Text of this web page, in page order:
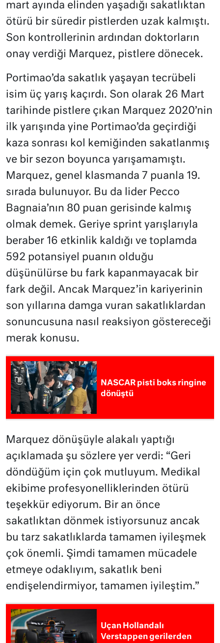
mart ayında elinden yaşadığı sakatlıktan
ötürü bir süredir pistlerden uzak kalmıştı.
Son kontrollerinin ardından doktorların
onay verdiği Marquez, pistlere dönecek.
Portimao’da sakatlık yaşayan tecrübeli
isim üç yarış kaçırdı. Son olarak 26 Mart
tarihinde pistlere çıkan Marquez 2020’nin
ilk yarışında yine Portimao’da geçirdiği
kaza sonrası kol kemiğinden sakatlanmış
ve bir sezon boyunca yarışamamıştı.
Marquez, genel klasmanda 7 puanla 19.
sırada bulunuyor. Bu da lider Pecco
Bagnaia’nın 80 puan gerisinde kalmış
olmak demek. Geriye sprint yarışlarıyla
beraber 16 etkinlik kaldığı ve toplamda
592 potansiyel puanın olduğu
düşünülürse bu fark kapanmayacak bir
fark değil. Ancak Marquez’in kariyerinin
son yıllarına damga vuran sakatlıklardan
sonuncusuna nasıl reaksiyon göstereceği
merak konusu.
NASCAR pisti boks ringine
dönüştü
Marquez dönüşüyle alakalı yaptığı
açıklamada şu sözlere yer verdi: “Geri
döndüğüm için çok mutluyum. Medikal
ekibime profesyonelliklerinden ötürü
teşekkür ediyorum. Bir an önce
sakatlıktan dönmek istiyorsunuz ancak
bu tarz sakatlıklarda tamamen iyileşmek
çok önemli. Şimdi tamamen mücadele
etmeye odaklıyım, sakatlık beni
endişelendirmiyor, tamamen iyileştim.”
Uçan Hollandalı
Verstappen gerilerden